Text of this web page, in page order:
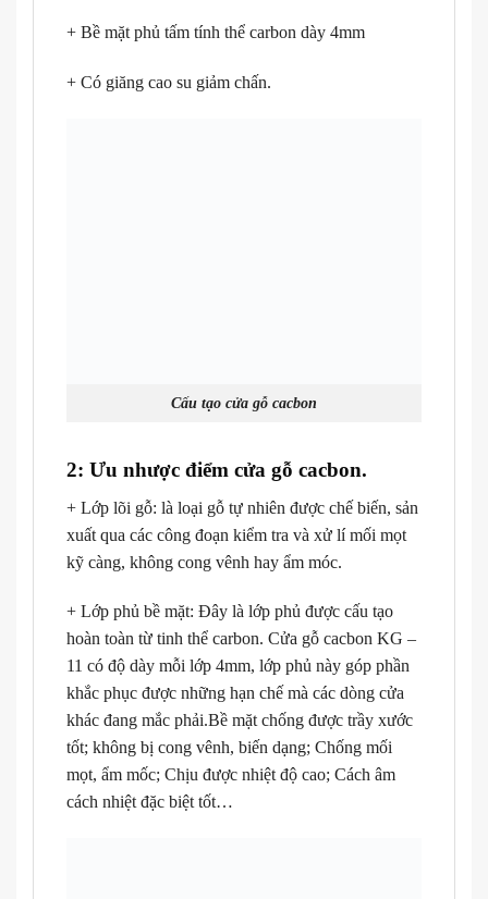
+ Bề mặt phủ tấm tính thể carbon dày 4mm
+ Có giăng cao su giảm chấn.
Cấu tạo cửa gỗ cacbon
2: Ưu nhược điểm cửa gỗ cacbon.
+ Lớp lõi gỗ: là loại gỗ tự nhiên được chế biến, sản
xuất qua các công đoạn kiểm tra và xử lí mối mọt
kỹ càng, không cong vênh hay ẩm móc.
+ Lớp phủ bề mặt: Đây là lớp phủ được cấu tạo
hoàn toàn từ tinh thể carbon. Cửa gỗ cacbon KG –
11 có độ dày mỗi lớp 4mm, lớp phủ này góp phần
khắc phục được những hạn chế mà các dòng cửa
khác đang mắc phải.Bề mặt chống được trầy xước
tốt; không bị cong vênh, biến dạng; Chống mối
mọt, ẩm mốc; Chịu được nhiệt độ cao; Cách âm
cách nhiệt đặc biệt tốt…